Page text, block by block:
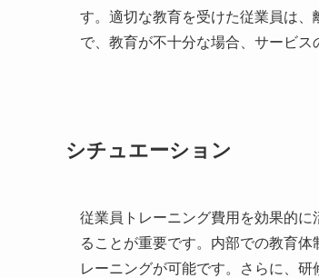
す。適切な教育を受けた従業員は
で、教育が不十分な場合、サービス
シチュエーション
従業員トレーニング費用を効果的
ることが重要です。内部での教育
レーニングが可能です。さらに、